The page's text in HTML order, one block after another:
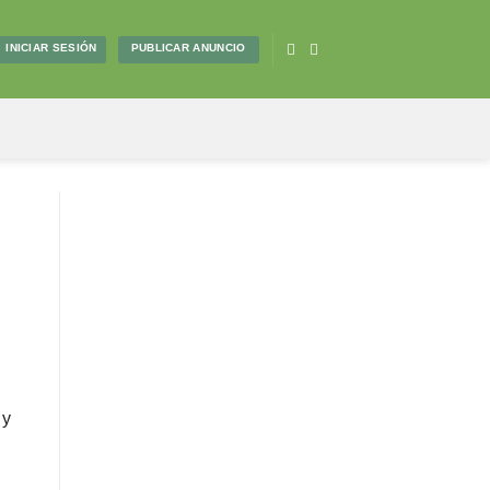
INICIAR SESIÓN PUBLICAR ANUNCIO